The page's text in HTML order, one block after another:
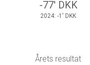
-77' DKK
2024: -1' DKK
Årets resultat